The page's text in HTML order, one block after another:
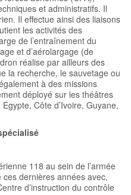
et administratifs. Il
Il effectue ainsi des liaisons
les activités des
de l’entraînement du
et d’aérolargage (de
réalise par ailleurs des
la recherche, le sauvetage ou
à des missions
déployé sur les théâtres
Côte d’Ivoire, Guyane,
118 au sein de l’armée
dernières années avec,
d’instruction du contrôle